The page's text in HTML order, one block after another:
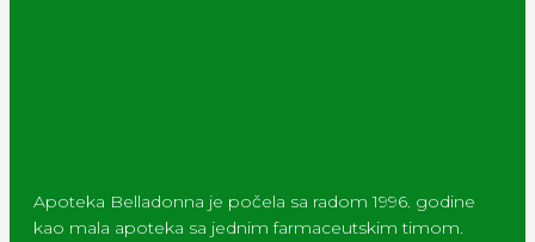
Apoteka Belladonna je počela sa radom 1996. godine
kao mala apoteka sa jednim farmaceutskim timom.